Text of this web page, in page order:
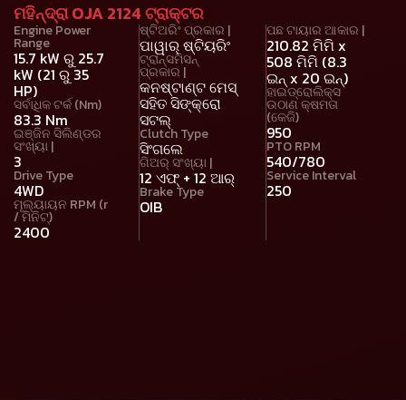
ମହିନ୍ଦ୍ରା OJA 2124 ଟ୍ରାକ୍ଟର
Engine Power
Range
15.7 kW ରୁ 25.7
kW (21 ରୁ 35
HP)
ସର୍ବାଧିକ ଟର୍କ (Nm)
83.3 Nm
ଇଞ୍ଜିନ ସିଲିଣ୍ଡର
ସଂଖ୍ୟା |
3
Drive Type
4WD
ମୂଲ୍ୟାୟନ RPM (r
/ ମିନିଟ୍)
2400
ଷ୍ଟିଅରିଂ ପ୍ରକାର |
ପାୱାର୍ ଷ୍ଟିୟରିଂ
ଟ୍ରାନ୍ସମିସନ୍
ପ୍ରକାର |
କନଷ୍ଟାଣ୍ଟ ମେସ୍
ସହିତ ସିଙ୍କ୍ରୋ
ସଟଲ୍
Clutch Type
ସିଂଗଲେ
ଗିଅର୍ ସଂଖ୍ୟା |
12 ଏଫ୍ + 12 ଆର୍
Brake Type
OIB
ପଛ ଟାୟାର ଆକାର |
210.82 ମିମି x
508 ମିମି (8.3
ଇନ୍ x 20 ଇନ୍)
ହାଇଡ୍ରୋଲିକ୍ସ
ଉଠାଣ କ୍ଷମତା
(କେଜି)
950
PTO RPM
540/780
Service Interval
250